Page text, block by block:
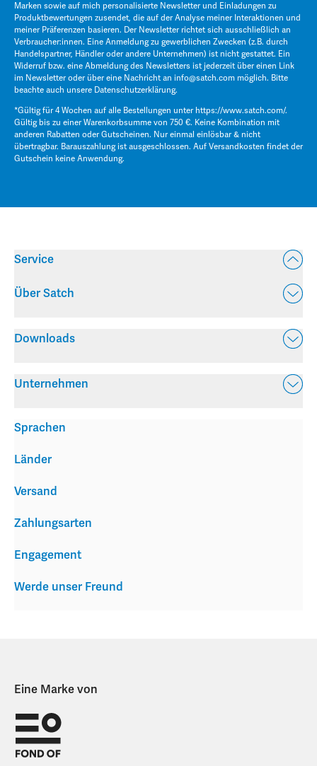
Marken sowie auf mich personalisierte Newsletter und Einladungen zu
Produktbewertungen zusendet, die auf der Analyse meiner Interaktionen und
meiner Präferenzen basieren. Der Newsletter richtet sich ausschließlich an
Verbraucher:innen. Eine Anmeldung zu gewerblichen Zwecken (z.B. durch
Handelspartner, Händler oder andere Unternehmen) ist nicht gestattet. Ein
Widerruf bzw. eine Abmeldung des Newsletters ist jederzeit über einen Link
im Newsletter oder über eine Nachricht an info@satch.com möglich. Bitte
beachte auch unsere Datenschutzerklärung.
*Gültig für 4 Wochen auf alle Bestellungen unter https://www.satch.com/.
Gültig bis zu einer Warenkorbsumme von 750 €. Keine Kombination mit
anderen Rabatten oder Gutscheinen. Nur einmal einlösbar & nicht
übertragbar. Barauszahlung ist ausgeschlossen. Auf Versandkosten findet der
Gutschein keine Anwendung.
Service
Über Satch
Downloads
Unternehmen
Versand
Zahlungsarten
Engagement
Werde unser Freund
Sprachen
Länder
Eine Marke von